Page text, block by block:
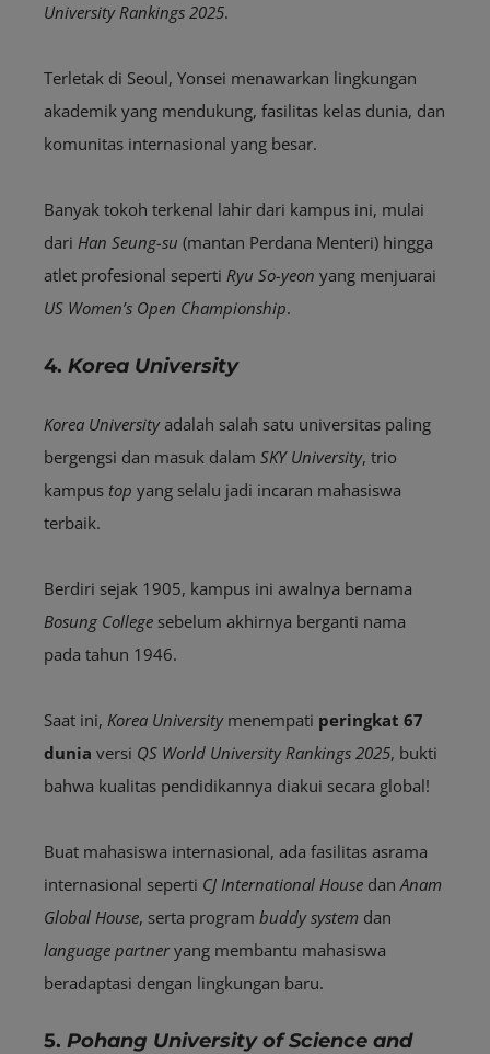
University Rankings 2025.
Terletak di Seoul, Yonsei menawarkan lingkungan
akademik yang mendukung, fasilitas kelas dunia, dan
komunitas internasional yang besar.
Banyak tokoh terkenal lahir dari kampus ini, mulai
dari Han Seung-su (mantan Perdana Menteri) hingga
atlet profesional seperti Ryu So-yeon yang menjuarai
US Women’s Open Championship.
4. Korea University
Korea Universityadalah salah satu universitas paling
bergengsi dan masuk dalam SKY University, trio
kampus top yang selalu jadi incaran mahasiswa
terbaik.
Berdiri sejak 1905, kampus ini awalnya bernama
Bosung College sebelum akhirnya berganti nama
pada tahun 1946.
Saat ini, Korea Universitymenempati peringkat 67
dunia versi QS World University Rankings 2025, bukti
bahwa kualitas pendidikannya diakui secara global!
Buat mahasiswa internasional, ada fasilitas asrama
internasional seperti CJ International House danAnam
Global House, serta program buddy system dan
language partneryang membantu mahasiswa
beradaptasi dengan lingkungan baru.
5. Pohang University of Science and